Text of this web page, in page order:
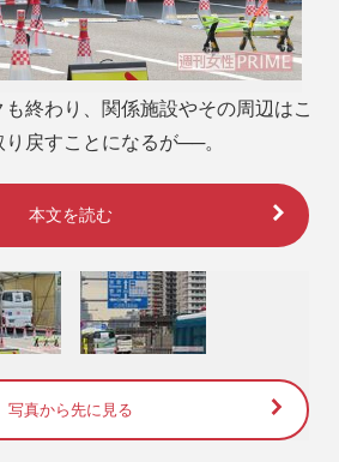
終わり、関係施設やその周辺はこ
戻すことになるが──。
本文を読む
写真から先に見る